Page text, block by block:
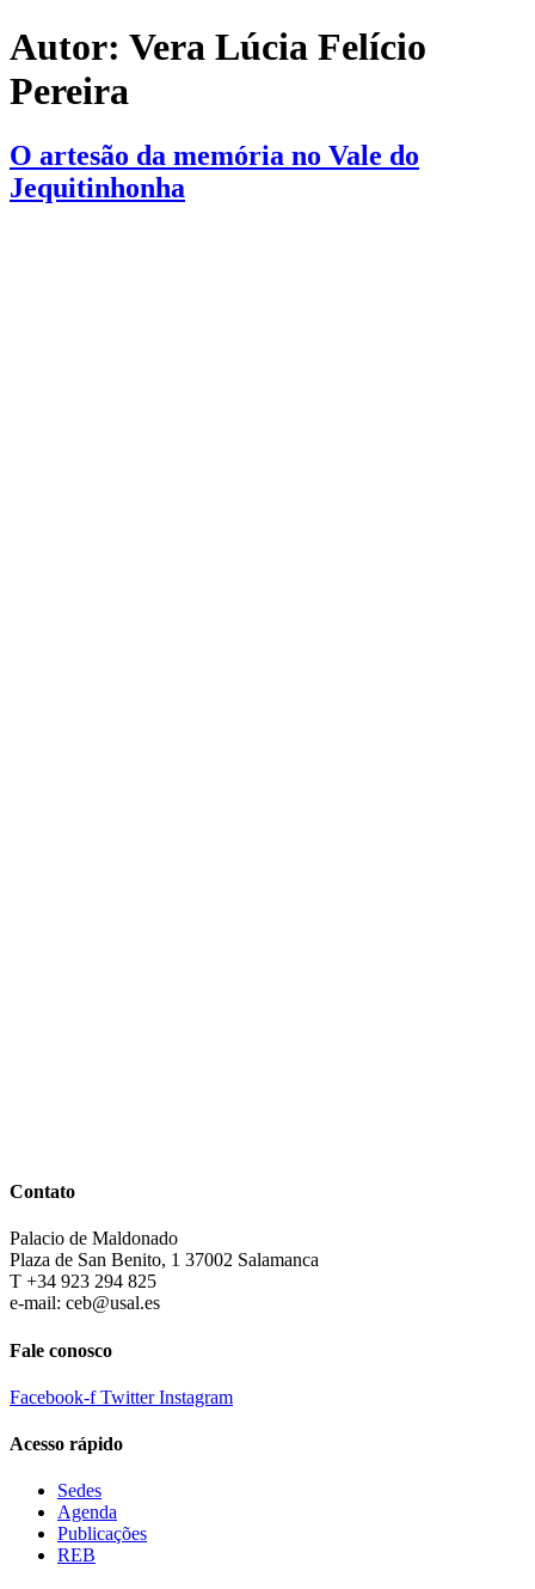
Autor: Vera Lúcia Felício
Pereira
O artesão da memória no Vale do
Jequitinhonha
Contato
Palacio de Maldonado
Plaza de San Benito, 1 37002 Salamanca
T +34 923 294 825
e-mail: ceb@usal.es
Fale conosco
Facebook-f Twitter Instagram
Acesso rápido
Sedes
Agenda
Publicações
REB